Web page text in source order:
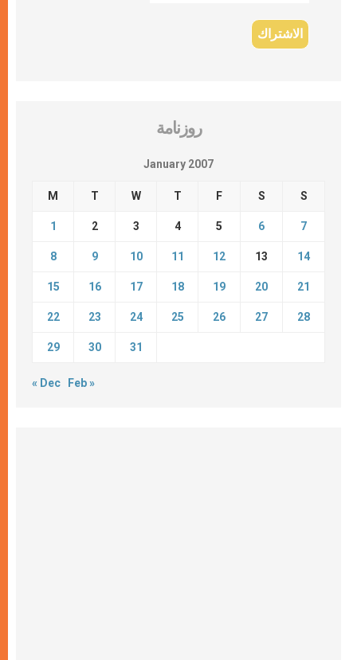
روزنامة
January 2007
M T W T F S S
1 2 3 4 5 6 7
8 9 10 11 12 13 14
15 16 17 18 19 20 21
22 23 24 25 26 27 28
29 30 31
« Dec Feb »